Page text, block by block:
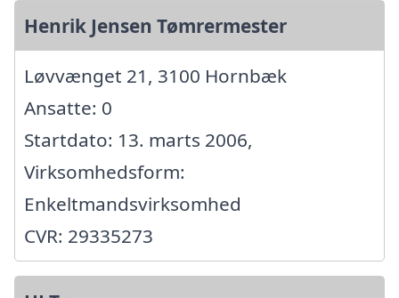
Henrik Jensen Tømrermester
Løvvænget 21, 3100 Hornbæk
Ansatte: 0
Startdato: 13. marts 2006,
Virksomhedsform:
Enkeltmandsvirksomhed
CVR: 29335273